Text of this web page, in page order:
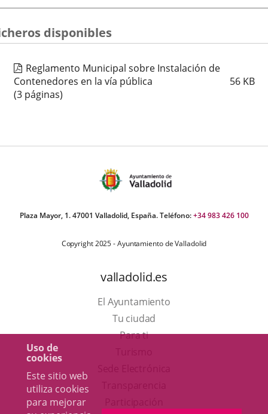
Uso de
cookies
Este sitio web
utiliza cookies
para mejorar
disponibles
Reglamento Municipal sobre Instalación de
Contenedores en la vía pública
56 KB
(3 páginas)
Plaza Mayor, 1. 47001 Valladolid, España. Teléfono:+34 983 426 100
Copyright 2025 - Ayuntamiento de Valladolid
valladolid.es
El Ayuntamiento
Tu ciudad
Para ti